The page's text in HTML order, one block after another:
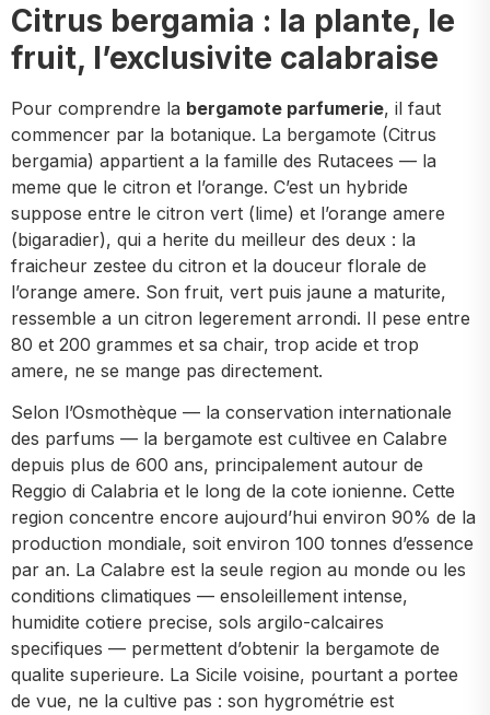
Citrus bergamia : la plante, le
fruit, l’exclusivite calabraise
Pour comprendre la bergamote parfumerie, il faut
commencer par la botanique. La bergamote (Citrus
bergamia) appartient a la famille des Rutacees — la
meme que le citron et l’orange. C’est un hybride
suppose entre le citron vert (lime) et l’orange amere
(bigaradier), qui a herite du meilleur des deux : la
fraicheur zestee du citron et la douceur florale de
l’orange amere. Son fruit, vert puis jaune a maturite,
ressemble a un citron legerement arrondi. Il pese entre
80 et 200 grammes et sa chair, trop acide et trop
amere, ne se mange pas directement.
Selon l’Osmothèque — la conservation internationale
des parfums — la bergamote est cultivee en Calabre
depuis plus de 600 ans, principalement autour de
Reggio di Calabria et le long de la cote ionienne. Cette
region concentre encore aujourd’hui environ 90% de la
production mondiale, soit environ 100 tonnes d’essence
par an. La Calabre est la seule region au monde ou les
conditions climatiques — ensoleillement intense,
humidite cotiere precise, sols argilo-calcaires
specifiques — permettent d’obtenir la bergamote de
qualite superieure. La Sicile voisine, pourtant a portee
de vue, ne la cultive pas : son hygrométrie est